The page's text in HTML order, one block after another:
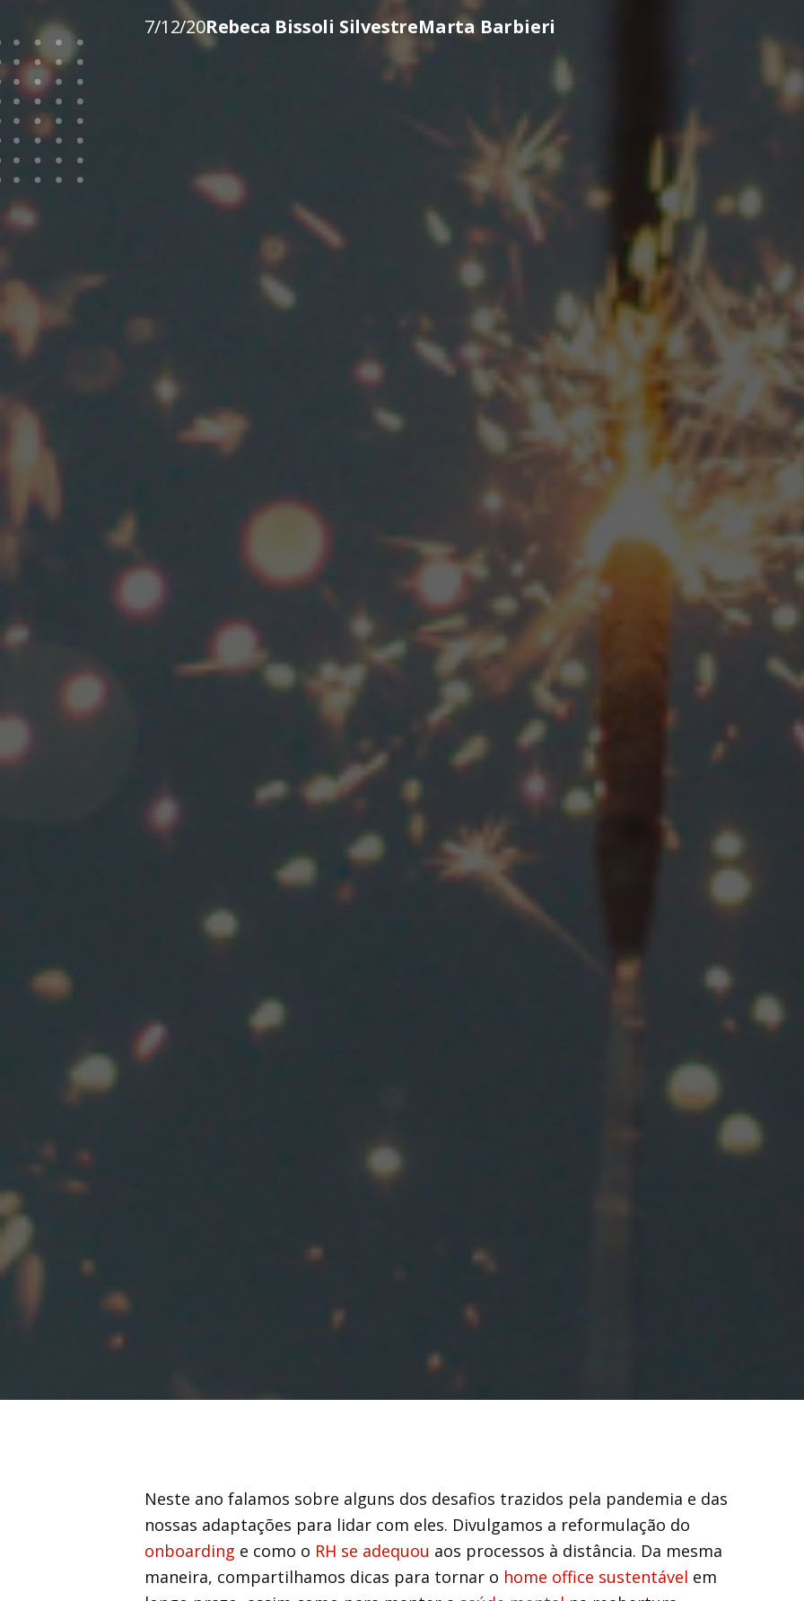
7/12/20Rebeca Bissoli SilvestreMarta Barbieri
Neste ano falamos sobre alguns dos desafios trazidos pela pandemia e das
nossas adaptações para lidar com eles. Divulgamos a reformulação do
onboarding e como o RH se adequou aos processos à distância. Da mesma
maneira, compartilhamos dicas para tornar o home office sustentável em